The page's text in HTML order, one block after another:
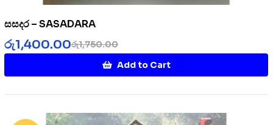
සසදර – SASADARA
රු1,750.00
රු1,400.00
Add to Cart